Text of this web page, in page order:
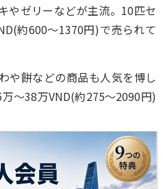
やゼリーなどが主流。10匹セ
約600～1370円)で売られて
や餅などの商品も人気を博し
～38万VND(約275～2090円)